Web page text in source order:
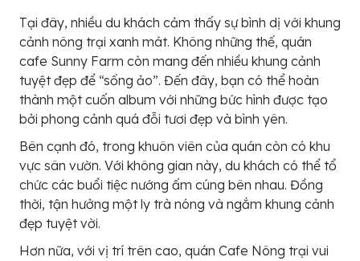
Tại đây, nhiều du khách cảm thấy sự bình dị với khung
cảnh nông trại xanh mát. Không những thế, quán
cafe Sunny Farm còn mang đến nhiều khung cảnh
tuyệt đẹp để “sống ảo”. Đến đây, bạn có thể hoàn
thành một cuốn album với những bức hình được tạo
bởi phong cảnh quá đỗi tươi đẹp và bình yên.
Bên cạnh đó, trong khuôn viên của quán còn có khu
vực sân vườn. Với không gian này, du khách có thể tổ
chức các buổi tiệc nướng ấm cúng bên nhau. Đồng
thời, tận hưởng một ly trà nóng và ngắm khung cảnh
đẹp tuyệt vời.
Hơn nữa, với vị trí trên cao, quán Cafe Nông trại vui